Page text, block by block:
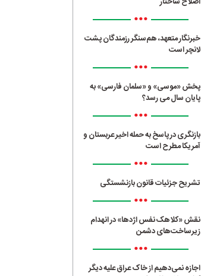
•••
خبرنگار متعهد، هم‌سنگر رزمندگان پشت
لانچر است
•••
پخش «موسی» و «سلمان فارسی» به
پایان سال می رسد؟
•••
بازنگری در پاسخ به حمله اخیر عربستان و
آمریکا مطرح است
•••
تشریح جزئیات قانون بازنشستگی
•••
نقش «کلاهک نفس اژدها» در انهدام
زیرساخت‌های دشمن
•••
اجازه نمی‌دهیم از خاک عراق علیه دیگر